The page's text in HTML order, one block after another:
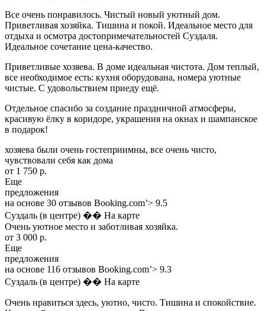
Все очень понравилось. Чистый новый уютный дом.
Приветливая хозяйка. Тишина и покой. Идеальное место для
отдыха и осмотра достопримечательностей Суздаля.
Идеальное сочетание цена-качество.
Приветливые хозяева. В доме идеальная чистота. Дом теплый,
все необходимое есть: кухня оборудована, номера уютные
чистые. С удовольствием приеду ещё.
Отдельное спасибо за создание праздничной атмосферы,
красивую ёлку в коридоре, украшения на окнах и шампанское
в подарок!
хозяева были очень гостеприимны, все очень чисто,
чувствовали себя как дома
от 1 750 р.
Еще
предложения
на основе 30 отзывов Booking.com’> 9.5
Суздаль (в центре) �� На карте
Очень уютное место и заботливая хозяйка.
от 3 000 р.
Еще
предложения
на основе 116 отзывов Booking.com’> 9.3
Суздаль (в центре) �� На карте
Очень нравиться здесь, уютно, чисто. Тишина и спокойствие.